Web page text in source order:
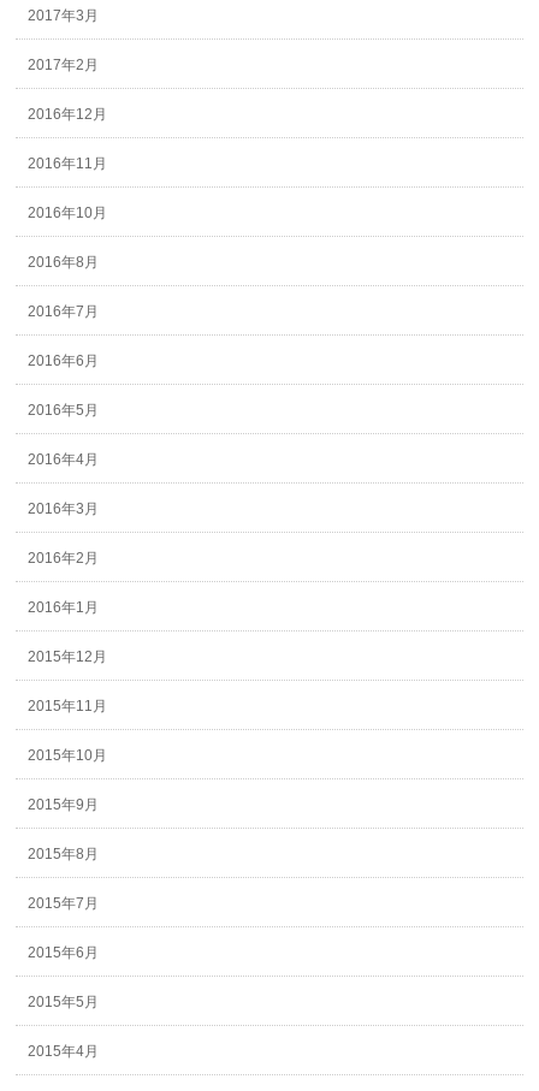
2017年3月
2017年2月
2016年12月
2016年11月
2016年10月
2016年8月
2016年7月
2016年6月
2016年5月
2016年4月
2016年3月
2016年2月
2016年1月
2015年12月
2015年11月
2015年10月
2015年9月
2015年8月
2015年7月
2015年6月
2015年5月
2015年4月